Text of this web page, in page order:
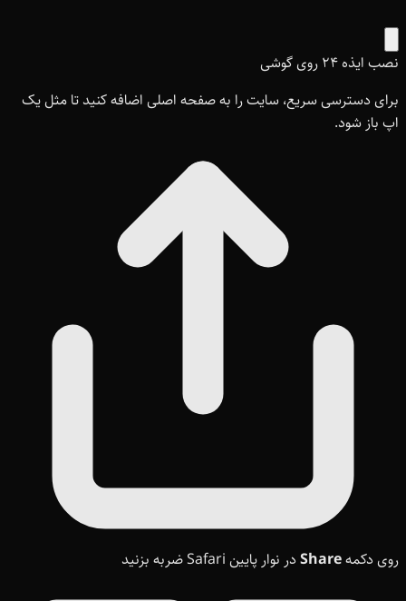
نصب ایذه ۲۴ روی گوشی
برای دسترسی سریع، سایت را به صفحه اصلی اضافه کنید تا مثل یک
اپ باز شود.
روی دکمهShare در نوار پایین Safari ضربه بزنید